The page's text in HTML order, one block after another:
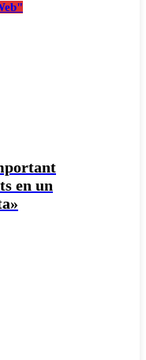
en un